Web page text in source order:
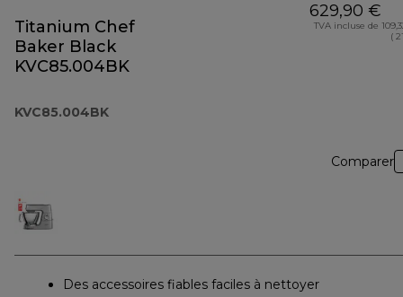
Titanium Chef
Baker Black
KVC85.004BK
KVC85.004BK
629,90 €
TVA incluse de
(
Comparer
Des accessoires fiables faciles à nettoyer